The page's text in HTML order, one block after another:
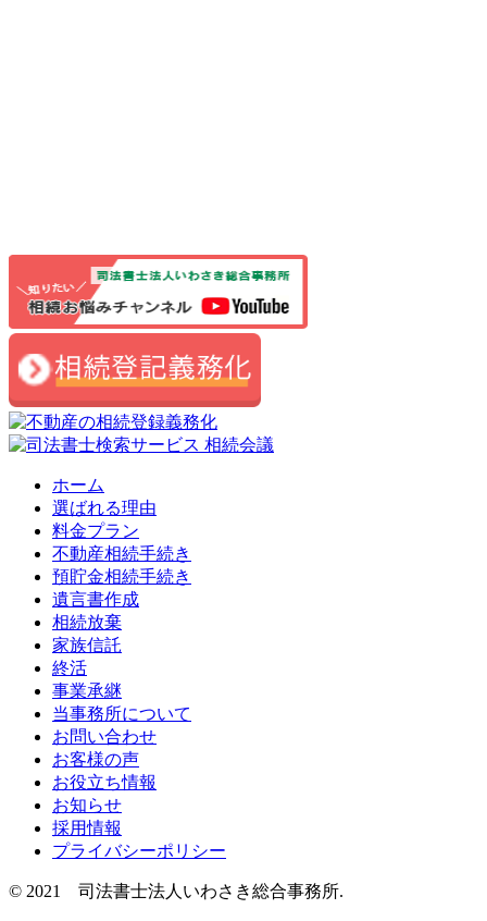
ホーム
選ばれる理由
料金プラン
不動産相続手続き
預貯金相続手続き
遺言書作成
相続放棄
家族信託
終活
事業承継
当事務所について
お問い合わせ
お客様の声
お役立ち情報
お知らせ
採用情報
プライバシーポリシー
© 2021 司法書士法人いわさき総合事務所.